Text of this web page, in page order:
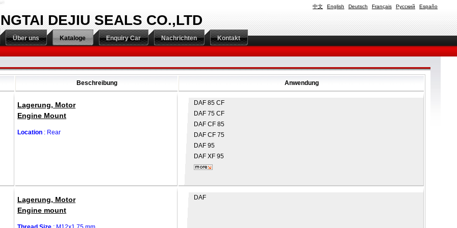
中文 English Deutsch Français Русский Españo
DEJIU SEALS CO.,LTD
Über uns Kataloge Enquiry Car Nachrichten Kontakt
Beschreibung Anwendung
Lagerung, Motor
Engine Mount
Location : Rear
DAF 85 CF
DAF 75 CF
DAF CF 85
DAF CF 75
DAF 95
DAF XF 95
Lagerung, Motor
Engine mount
DAF